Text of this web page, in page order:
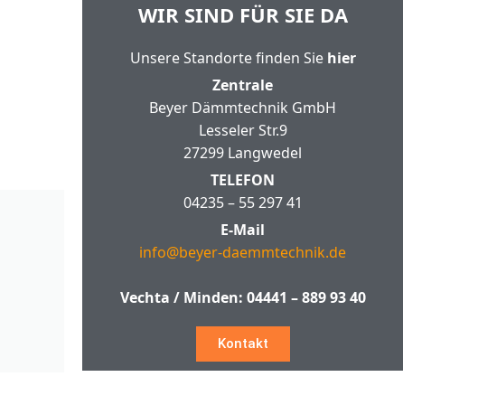
WIR SIND FÜR SIE DA
Unsere Standorte finden Sie hier
Zentrale
Beyer Dämmtechnik GmbH
Lesseler Str.9
27299 Langwedel
TELEFON
04235 – 55 297 41
E-Mail
info@beyer-daemmtechnik.de
Vechta / Minden: 04441 – 889 93 40
Kontakt